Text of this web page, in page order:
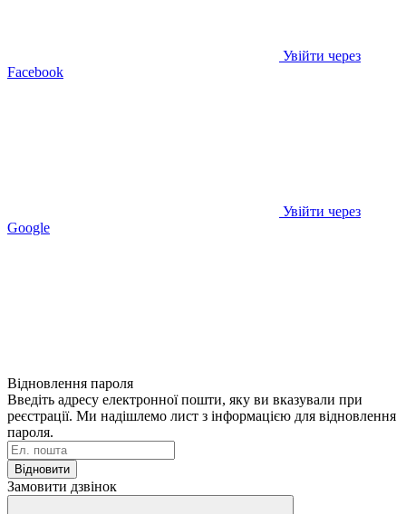
Увійти через
Facebook
Увійти через
Google
Відновлення пароля
Введіть адресу електронної пошти, яку ви вказували при
реєстрації. Ми надішлемо лист з інформацією для відновлення
пароля.
Відновити
Замовити дзвінок